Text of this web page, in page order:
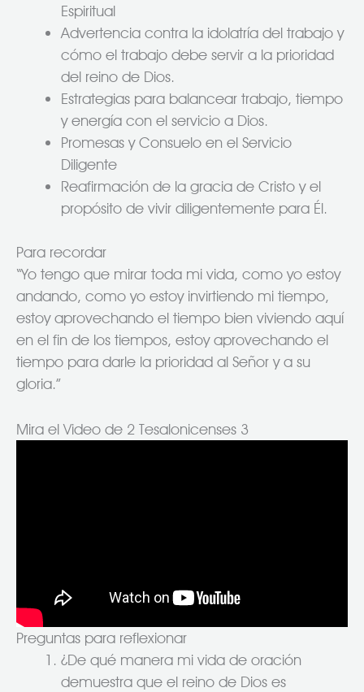
Espiritual
Advertencia contra la idolatría del trabajo y
cómo el trabajo debe servir a la prioridad
del reino de Dios.
Estrategias para balancear trabajo, tiempo
y energía con el servicio a Dios.
Promesas y Consuelo en el Servicio
Diligente
Reafirmación de la gracia de Cristo y el
propósito de vivir diligentemente para Él.
Para recordar
“Yo tengo que mirar toda mi vida, como yo estoy
andando, como yo estoy invirtiendo mi tiempo,
estoy aprovechando el tiempo bien viviendo aquí
en el fin de los tiempos, estoy aprovechando el
tiempo para darle la prioridad al Señor y a su
gloria.”
Mira el Video de 2 Tesalonicenses 3
Preguntas para reflexionar
¿De qué manera mi vida de oración
demuestra que el reino de Dios es